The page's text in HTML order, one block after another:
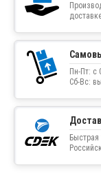
Пн-Пт: с
Сб-Вс: